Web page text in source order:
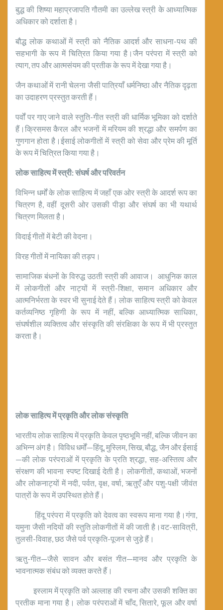
बुद्ध की शिष्या महाप्रजापति गौतमी का उल्लेख स्त्री के आध्यात्मिक
अधिकार को दर्शाता है।
बौद्ध लोक कथाओं में स्त्री को नैतिक आदर्श और साधना-पथ की
सहभागी के रूप में चित्रित किया गया है।जैन परंपरा में स्त्री को
त्याग, तप और आत्मसंयम की प्रतीक के रूप में देखा गया है।
जैन कथाओं में रानी चेलना जैसी पात्रियाँ धर्मनिष्ठा और नैतिक दृढ़ता
का उदाहरण प्रस्तुत करती हैं।
पर्वों पर गाए जाने वाले स्तुति-गीत स्त्री की धार्मिक भूमिका को दर्शाते
हैं।क्रिसमस कैरल और भजनों में मरियम की श्रद्धा और समर्पण का
गुणगान होता है।ईसाई लोकगीतों में स्त्री को सेवा और प्रेम की मूर्ति
के रूप में चित्रित किया गया है।
लोक साहित्य में स्त्री: संघर्ष और परिवर्तन
विभिन्न धर्मों के लोक साहित्य में जहाँ एक ओर स्त्री के आदर्श रूप का
चित्रण है, वहीं दूसरी ओर उसकी पीड़ा और संघर्ष का भी यथार्थ
चित्रण मिलता है।
विदाई गीतों में बेटी की वेदना।
विरह गीतों में नायिका की तड़प।
सामाजिक बंधनों के विरुद्ध उठती स्त्री की आवाज। आधुनिक काल
में लोकगीतों और नाट्यों में स्त्री-शिक्षा, समान अधिकार और
आत्मनिर्भरता के स्वर भी सुनाई देते हैं। लोक साहित्य स्त्री को केवल
कर्तव्यनिष्ठ गृहिणी के रूप में नहीं, बल्कि आध्यात्मिक साधिका,
संघर्षशील व्यक्तित्व और संस्कृति की संरक्षिका के रूप में भी प्रस्तुत
करता है।
लोक साहित्य में प्रकृति और लोक संस्कृति
भारतीय लोक साहित्य में प्रकृति केवल पृष्ठभूमि नहीं, बल्कि जीवन का
अभिन्न अंग है। विविध धर्मों—हिंदू, मुस्लिम, सिख, बौद्ध, जैन और ईसाई
—की लोक परंपराओं में प्रकृति के प्रति श्रद्धा, सह-अस्तित्व और
संरक्षण की भावना स्पष्ट दिखाई देती है। लोकगीतों, कथाओं, भजनों
और लोकनाट्यों में नदी, पर्वत, वृक्ष, वर्षा, ऋतुएँ और पशु-पक्षी जीवंत
पात्रों के रूप में उपस्थित होते हैं।
हिंदू परंपरा में प्रकृति को देवत्व का स्वरूप माना गया है।गंगा,
यमुना जैसी नदियों की स्तुति लोकगीतों में की जाती है।वट-सावित्री,
तुलसी-विवाह, छठ जैसे पर्व प्रकृति-पूजन से जुड़े हैं।
ऋतु-गीत—जैसे सावन और बसंत गीत—मानव और प्रकृति के
भावनात्मक संबंध को व्यक्त करते हैं।
इस्लाम में प्रकृति को अल्लाह की रचना और उसकी शक्ति का
प्रतीक माना गया है। लोक परंपराओं में चाँद, सितारे, फूल और वर्षा